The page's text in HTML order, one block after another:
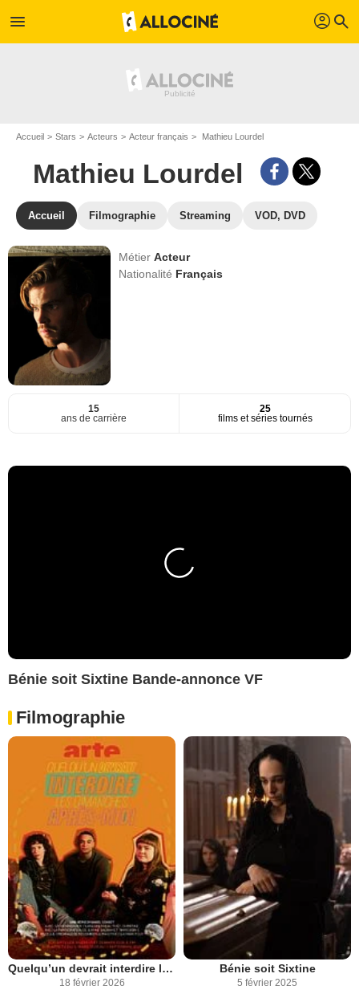
menu profil search
Accueil Stars Acteurs Acteur français Mathieu Lourdel
Mathieu Lourdel
Accueil Filmographie Streaming VOD, DVD
MétierActeur
Nationalité Français
15
ans de carrière
25
films et séries tournés
Bénie soit Sixtine Bande-annonce VF
Filmographie
Quelqu’un devrait interdire les dimanches après-midi
18 février 2026
Bénie soit Sixtine
5 février 2025